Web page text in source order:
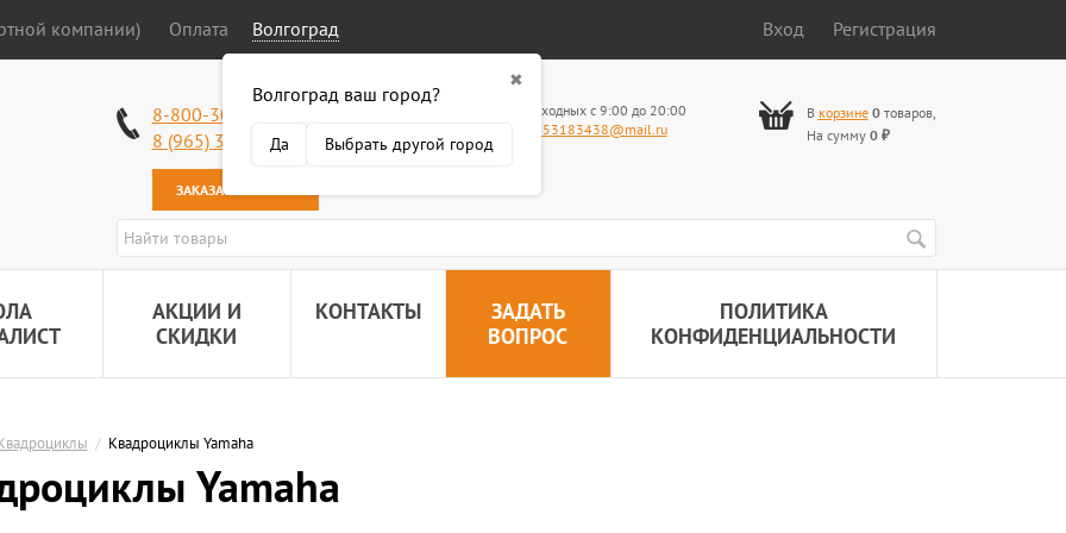
компании) Оплата Волгоград
✖
Волгоград ваш город?
Да Выбрать другой город
Вход Регистрация
8-800-301-50-58
8 (965) 318-34-38
ЗАКАЗАТЬ ЗВОНОК
Работаем без выходных с 9:00 до 20:00
89653183438@mail.ru
В корзине 0товаров,
На сумму 0 ₽
АКЦИИ И
СКИДКИ
КОНТАКТЫ
ЗАДАТЬ
ВОПРОС
ПОЛИТИКА
КОНФИДЕНЦИАЛЬНОСТИ
/ Квадроциклы Yamaha
Yamaha